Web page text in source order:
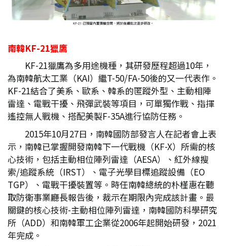
南韓KF-21獵鷹
KF-21獵鷹為多用途機種，其研發歷程超過10年，
為南韓航太工業（KAI）繼T-50/FA-50後的又一代表作。
KF-21結合了美系、歐系、韓系的匿蹤外型、主動相陣
雷達、電戰干擾、飛彈武裝等項目，可單獨作戰、指揮
遙控無人戰機、搭配美製F-35A進行協防任務。
2015年10月27日，南韓國防部發言人在記者會上表
示，南韓已掌握開發南韓下一代戰機（KF-X）所需的核
心技術，包括主動相位陣列雷達（AESA）、紅外線搜
索/追蹤系統（IRST）、電子光學目標追蹤設備（EO
TGP）、電戰干擾裝置等。時任南韓總統的朴槿惠在聽
取防衛事業廳長報告後，裁示在期限內完成該計畫。最
關鍵的核心技術-主動相位陣列雷達，南韓國防科學研究
所（ADD）和南韓軍工企業從2006年起開始研發，2021
年完成。